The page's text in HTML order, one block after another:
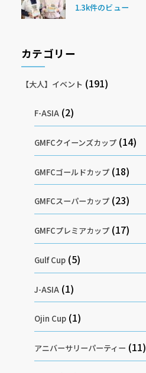
1.3k件のビュー
カテゴリー
【大人】イベント (191)
F-ASIA (2)
GMFCクイーンズカップ (14)
GMFCゴールドカップ (18)
GMFCスーパーカップ (23)
GMFCプレミアカップ (17)
Gulf Cup (5)
J-ASIA (1)
Ojin Cup (1)
アニバーサリーパーティー (11)